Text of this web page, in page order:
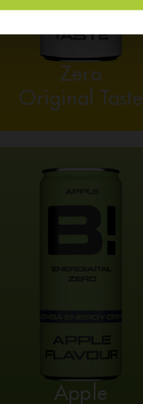
Zero
Original Taste
Apple